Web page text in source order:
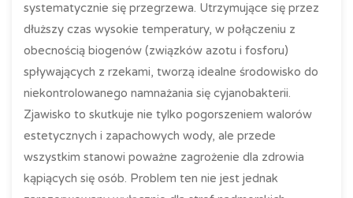
systematycznie się przegrzewa. Utrzymujące się przez
dłuższy czas wysokie temperatury, w połączeniu z
obecnością biogenów (związków azotu i fosforu)
spływających z rzekami, tworzą idealne środowisko do
niekontrolowanego namnażania się cyjanobakterii.
Zjawisko to skutkuje nie tylko pogorszeniem walorów
estetycznych i zapachowych wody, ale przede
wszystkim stanowi poważne zagrożenie dla zdrowia
kąpiących się osób. Problem ten nie jest jednak